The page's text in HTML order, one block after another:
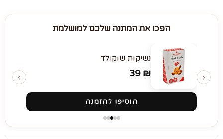
הפכו את המתנה שלכם למושלמת
‹
נשיקות שוקולד
39 ₪
הוסיפו להזמנה
›